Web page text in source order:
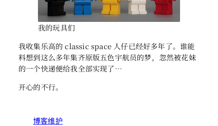
我的玩具们
我收集乐高的 classic space 人仔已经好多年了。谁能
料想到这么多年集齐原版五色宇航员的梦，忽然被花妹
的一个快递便给我全部实现了…
开心的不行。
博客维护